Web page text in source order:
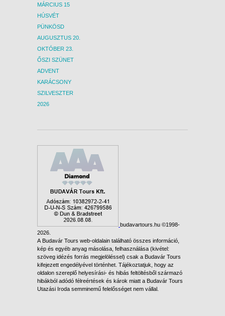
MÁRCIUS 15
HÚSVÉT
PÜNKÖSD
AUGUSZTUS 20.
OKTÓBER 23.
ŐSZI SZÜNET
ADVENT
KARÁCSONY
SZILVESZTER
2026
budavartours.hu ©1998-
2026.
A Budavár Tours web-oldalain található összes információ,
kép és egyéb anyag másolása, felhasználása (kivétel:
szöveg idézés forrás megjelöléssel) csak a Budavár Tours
kifejezett engedélyével történhet. Tájékoztatjuk, hogy az
oldalon szereplő helyesírási- és hibás feltöltésből származó
hibákból adódó félreértések és károk miatt a Budavár Tours
Utazási Iroda semminemű felelősséget nem vállal.